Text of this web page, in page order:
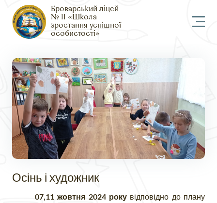
Броварський ліцей
№ 11 «Школа
зростання успішної
особистості»
Осінь і художник
07,11 жовтня 2024 року відповідно до плану